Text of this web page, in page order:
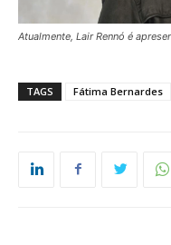
Atualmente, Lair Rennó é
TAGS Fátima Bernardes